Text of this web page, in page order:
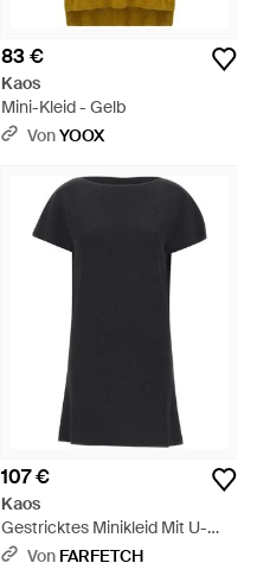
83 €
Kaos
Mini-Kleid - Gelb
VonYOOX
107 €
Kaos
Gestricktes Minikleid Mit U-
Boot-Ausschnitt - Schwarz
Von FARFETCH